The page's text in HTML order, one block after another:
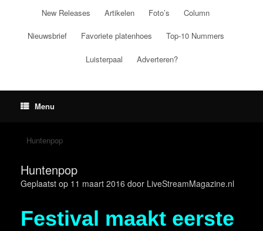
New Releases Artikelen Foto’s Column
Nieuwsbrief Favoriete platenhoes Top-10 Nummers
Luisterpaal Adverteren?
Menu
Huntenpop
Huntenpop
Geplaatst op 11 maart 2016 door LiveStreamMagazine.nl
Festival maakt eerste